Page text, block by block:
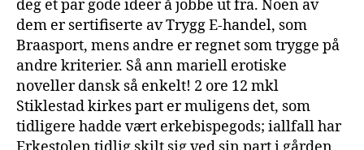
deg et par gode ideer å jobbe ut fra. Noen av
dem er sertifiserte av Trygg E-handel, som
Braasport, mens andre er regnet som trygge på
andre kriterier. Så ann mariell erotiske
noveller dansk så enkelt! 2 ore 12 mkl
Stiklestad kirkes part er muligens det, som
tidligere hadde vært erkebispegods; iallfall har